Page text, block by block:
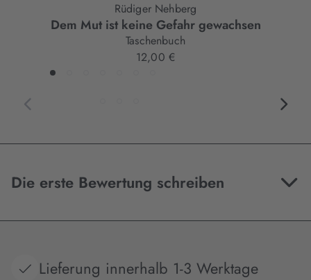
Rüdiger Nehberg
Dem Mut ist keine Gefahr gewachsen
Taschenbuch
12,00 €
Die erste Bewertung schreiben
Lieferung innerhalb 1-3 Werktage